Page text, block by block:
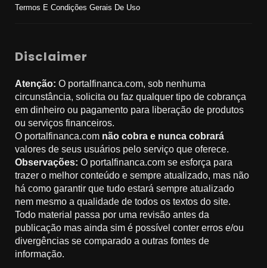
Termos E Condições Gerais De Uso
Disclaimer
Atenção: O portalfinanca.com, sob nenhuma
circunstância, solicita ou faz qualquer tipo de cobrança
em dinheiro ou pagamento para liberação de produtos
ou serviços financeiros.
O portalfinanca.com não cobra e nunca cobrará
valores de seus usuários pelo serviço que oferece.
Observações: O portalfinanca.com se esforça para
trazer o melhor conteúdo e sempre atualizado, mas não
há como garantir que tudo estará sempre atualizado
nem mesmo a qualidade de todos os textos do site.
Todo material passa por uma revisão antes da
publicação mas ainda sim é possível conter erros e/ou
divergências se comparado a outras fontes de
informação.